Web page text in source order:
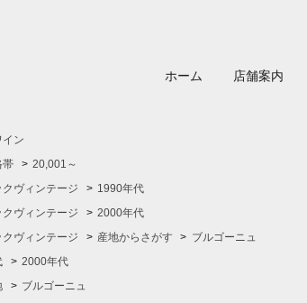
ホーム 店舗案内
イン
帯 > 20,001～
クヴィンテージ > 1990年代
クヴィンテージ > 2000年代
クヴィンテージ > 産地からさがす > ブルゴーニュ
> 2000年代
> ブルゴーニュ